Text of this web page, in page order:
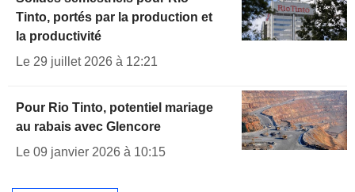
Tinto, portés par la production et
la productivité
Le 29 juillet 2026 à 12:21
Pour Rio Tinto, potentiel mariage
au rabais avec Glencore
Le 09 janvier 2026 à 10:15